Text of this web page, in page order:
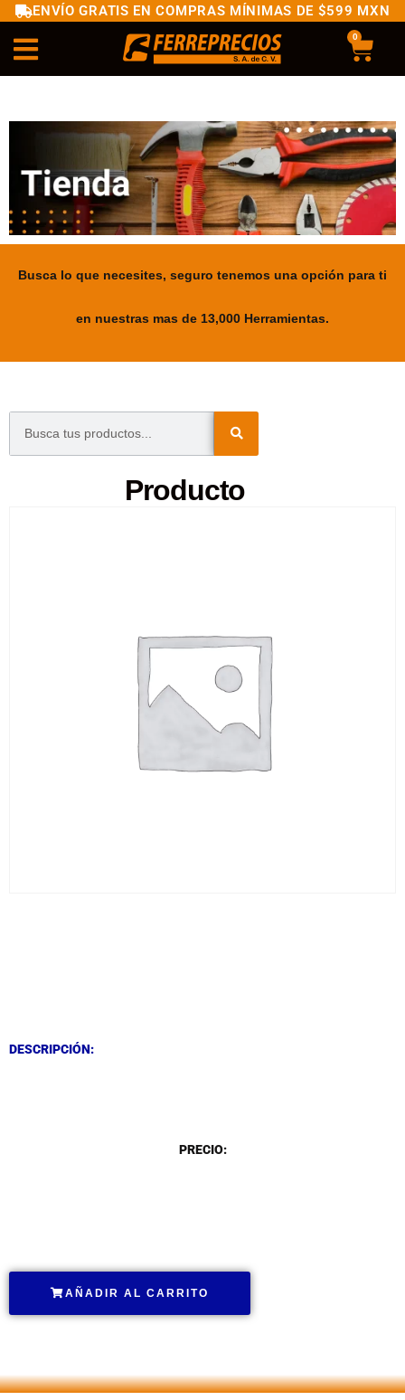
ENVÍO GRATIS EN COMPRAS MÍNIMAS DE $599 MXN
0
Busca lo que necesites, seguro tenemos una opción para ti
en nuestras mas de 13,000 Herramientas.
Producto
DESCRIPCIÓN:
PRECIO:
AÑADIR AL CARRITO